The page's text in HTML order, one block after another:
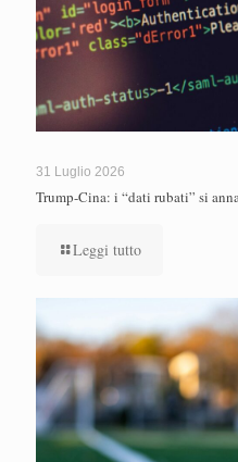
31 Luglio 2026
Trump-Cina: i “dati rubati” si
Leggi tutto